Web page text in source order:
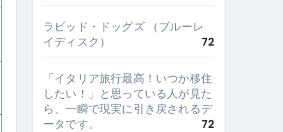
ラビッド・ドッグズ （ブルーレ
イディスク）
72
​「イタリア旅行最高！いつか移住
したい！」と思っている人が見た
ら、一瞬で現実に引き戻されるデ
ータです。
72